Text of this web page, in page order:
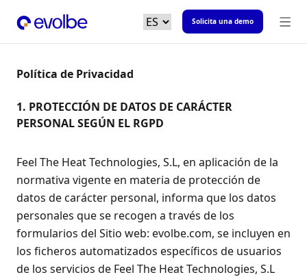
Solicita una demo
Política de Privacidad
1. PROTECCIÓN DE DATOS DE CARÁCTER
PERSONAL SEGÚN EL RGPD
Feel The Heat Technologies, S.L, en aplicación de la
normativa vigente en materia de protección de
datos de carácter personal, informa que los datos
personales que se recogen a través de los
formularios del Sitio web: evolbe.com, se incluyen en
los ficheros automatizados específicos de usuarios
de los servicios de Feel The Heat Technologies, S.L